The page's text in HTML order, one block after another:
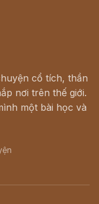
cổ tích, thần
nơi trên thế giới.
một bài học và